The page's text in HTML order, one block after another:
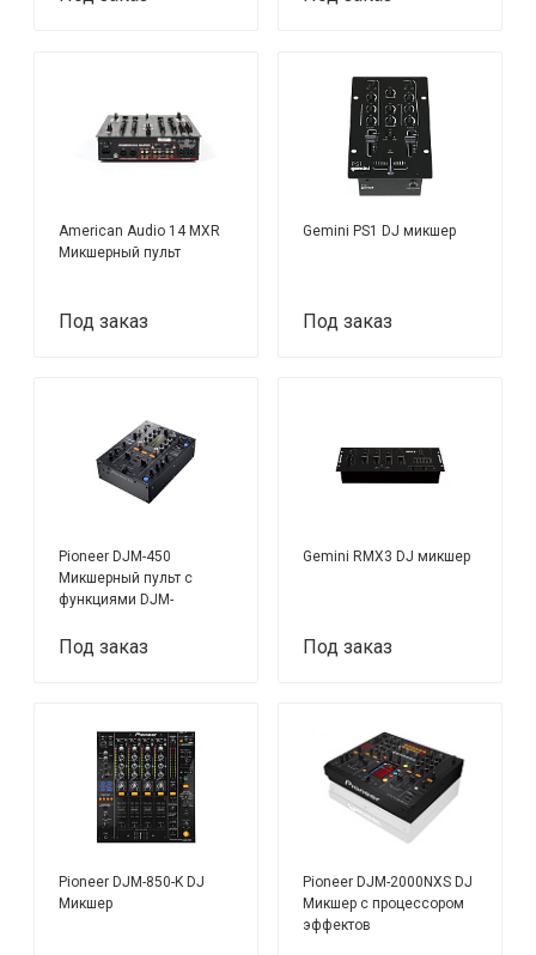
American Audio 14 MXR
Микшерный пульт
Под заказ
Gemini PS1 DJ микшер
Под заказ
Pioneer DJM-450
Микшерный пульт с
функциями DJM-
Под заказ
Gemini RMX3 DJ микшер
Под заказ
Pioneer DJM-850-K DJ
Микшер
Pioneer DJM-2000NXS DJ
Микшер с процессором
эффектов